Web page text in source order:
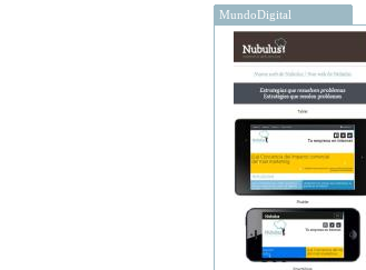
MundoDigital